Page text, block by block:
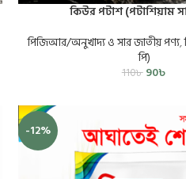
কিউর পটাশ (পটাশিয়াম
পিজিআর/অনুখাদ্য ও সার জাতীয় পণ্য,
পি)
110৳ 90৳
-12%